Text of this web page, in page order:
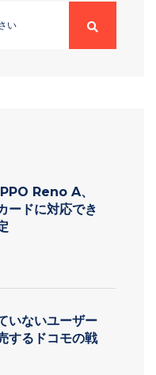
Reno A、
ードに対応でき
いないユーザー
するドコモの戦